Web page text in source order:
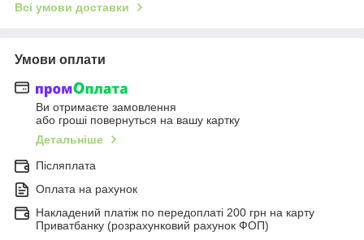
Всі умови доставки
Умови оплати
Ви отримаєте замовлення
або гроші повернуться на вашу картку
Детальніше
Післяплата
Оплата на рахунок
Накладений платіж по передоплаті 200 грн на карту
Приватбанку (розрахунковий рахунок ФОП)